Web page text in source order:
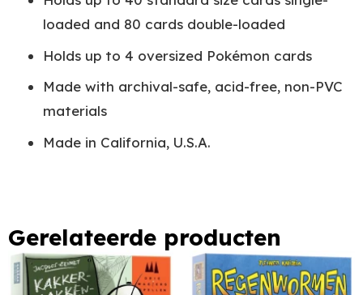
loaded and 80 cards double-loaded
Holds up to 4 oversized Pokémon cards
Made with archival-safe, acid-free, non-PVC
materials
Made in California, U.S.A.
Gerelateerde producten